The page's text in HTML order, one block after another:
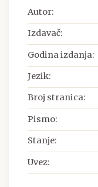
Autor:
Izdavač:
Godina izdanja:
Jezik:
Broj stranica:
Pismo:
Stanje:
Uvez: